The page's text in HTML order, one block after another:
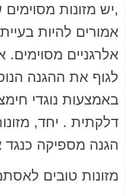
,יש מזונות
אמורים להיות
אלרגניים
לגוף את ההגנה
באמצעות נוגדי
דלקתית . יחד,
הגנה מספיקה
מזונות טובים